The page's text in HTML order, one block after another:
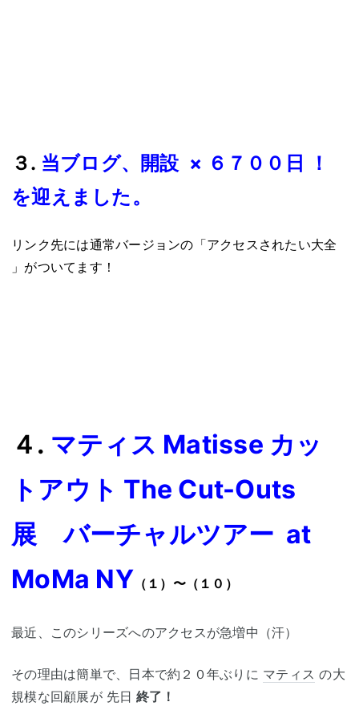
３. 当ブログ、開設 × ６７００日 ！
を迎えました。
リンク先には通常バージョンの「アクセスされたい大全
」がついてます！
４. マティス Matisse カッ
トアウト The Cut-Outs
展 バーチャルツアー at
MoMa NY （１）〜（１０）
最近、このシリーズへのアクセスが急増中（汗）
その理由は簡単で、日本で約２０年ぶりに マティス の大
規模な回顧展が 先日 終了！